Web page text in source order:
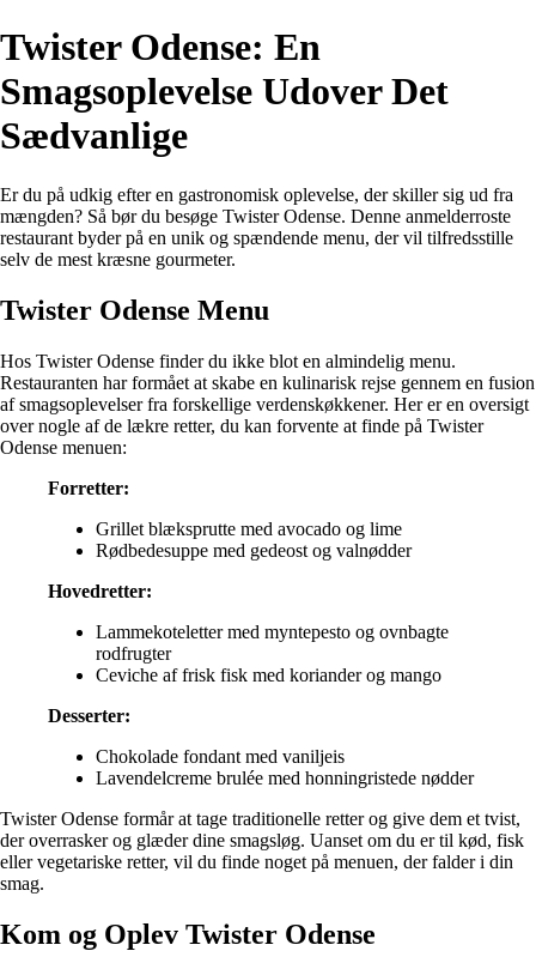
Twister Odense: En
Smagsoplevelse Udover Det
Sædvanlige
Er du på udkig efter en gastronomisk oplevelse, der skiller sig ud fra
mængden? Så bør du besøge Twister Odense. Denne anmelderroste
restaurant byder på en unik og spændende menu, der vil tilfredsstille
selv de mest kræsne gourmeter.
Twister Odense Menu
Hos Twister Odense finder du ikke blot en almindelig menu.
Restauranten har formået at skabe en kulinarisk rejse gennem en fusion
af smagsoplevelser fra forskellige verdenskøkkener. Her er en oversigt
over nogle af de lækre retter, du kan forvente at finde på Twister
Odense menuen:
Forretter:
Grillet blæksprutte med avocado og lime
Rødbedesuppe med gedeost og valnødder
Hovedretter:
Lammekoteletter med myntepesto og ovnbagte
rodfrugter
Ceviche af frisk fisk med koriander og mango
Desserter:
Chokolade fondant med vaniljeis
Lavendelcreme brulée med honningristede nødder
Twister Odense formår at tage traditionelle retter og give dem et tvist,
der overrasker og glæder dine smagsløg. Uanset om du er til kød, fisk
eller vegetariske retter, vil du finde noget på menuen, der falder i din
smag.
Kom og Oplev Twister Odense